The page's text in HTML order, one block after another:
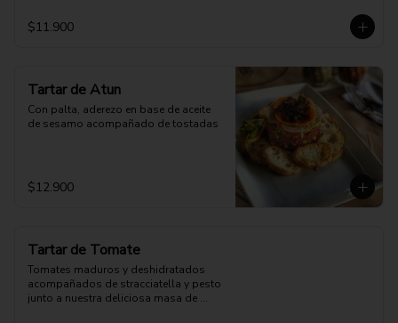
$11.900
Tartar de Atun
Con palta, aderezo en base de aceite
de sesamo acompañado de tostadas
$12.900
Tartar de Tomate
Tomates maduros y deshidratados
acompañados de stracciatella y pesto
junto a nuestra deliciosa masa de